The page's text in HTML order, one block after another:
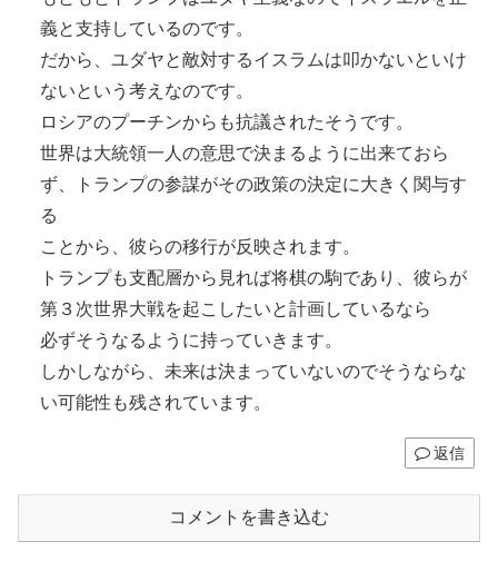
義と支持しているのです。
だから、ユダヤと敵対するイスラムは叩かないといけ
ないという考えなのです。
ロシアのプーチンからも抗議されたそうです。
世界は大統領一人の意思で決まるように出来ておら
ず、トランプの参謀がその政策の決定に大きく関与す
る
ことから、彼らの移行が反映されます。
トランプも支配層から見れば将棋の駒であり、彼らが
第３次世界大戦を起こしたいと計画しているなら
必ずそうなるように持っていきます。
しかしながら、未来は決まっていないのでそうならな
い可能性も残されています。
返信
コメントを書き込む